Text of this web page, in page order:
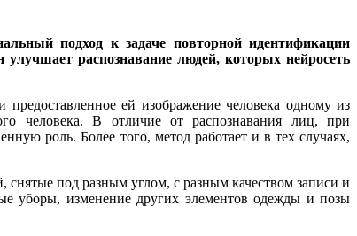
подход к задаче повторной идентификации
распознавание людей, которых нейросеть
предоставленное ей изображение человека одному из
человека. В отличие от распознавания лиц, при
роль. Более того, метод работает и в тех случаях,
под разным углом, с разным качеством записи и
уборы, изменение других элементов одежды и позы